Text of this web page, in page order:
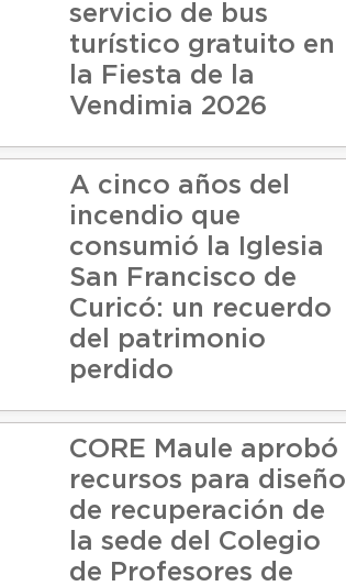
servicio de bus
turístico gratuito en
la Fiesta de la
Vendimia 2026
A cinco años del
incendio que
consumió la Iglesia
San Francisco de
Curicó: un recuerdo
del patrimonio
perdido
CORE Maule aprobó
recursos para diseño
de recuperación de
la sede del Colegio
de Profesores de